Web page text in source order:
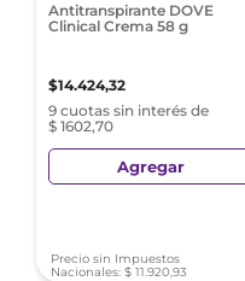
Antitranspirante DOVE
Clinical Crema 58 g
$14.424,32
9 cuotas sin interés de
$ 1602,70
Agregar
Precio sin Impuestos
Nacionales: $ 11.920,93